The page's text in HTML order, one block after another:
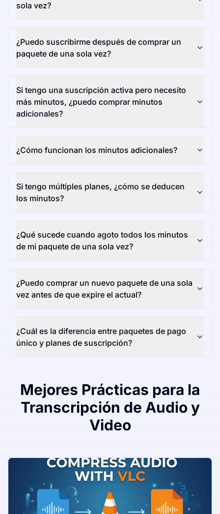
sola vez?
¿Puedo suscribirme después de comprar un
paquete de una sola vez?
Si tengo una suscripción activa pero necesito
más minutos, ¿puedo comprar minutos
adicionales?
¿Cómo funcionan los minutos adicionales?
Si tengo múltiples planes, ¿cómo se deducen
los minutos?
¿Qué sucede cuando agoto todos los minutos
de mi paquete de una sola vez?
¿Puedo comprar un nuevo paquete de una sola
vez antes de que expire el actual?
¿Cuál es la diferencia entre paquetes de pago
único y planes de suscripción?
Mejores Prácticas para la
Transcripción de Audio y
Video